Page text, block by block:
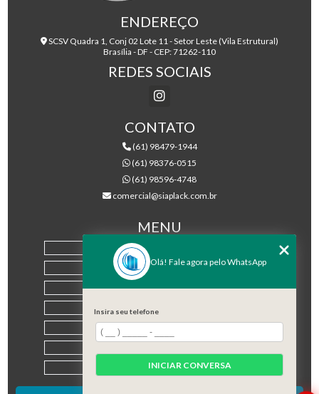
ENDEREÇO
SCSV Quadra 1, Conj 02 Lote 11 - Setor Leste (Vila Estrutural)
Brasília - DF - CEP: 71262-110
REDES SOCIAIS
CONTATO
(61) 98479-1944
(61) 98376-0515
(61) 98596-4748
comercial@siaplack.com.br
MENU
EMPRESA
PRODUTOS
MAPA DO SITE
Olá! Fale agora pelo WhatsApp
Insira seu telefone
INICIAR CONVERSA